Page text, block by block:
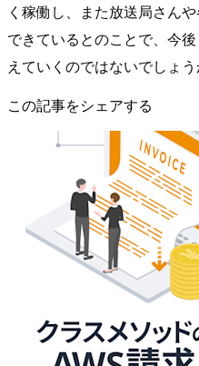
く稼働し、また放送局さん
できているとのことで、今
えていくのではないでしょう
この記事をシェアする